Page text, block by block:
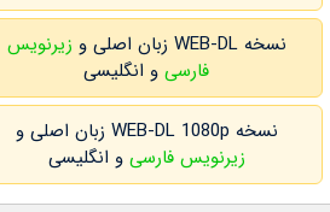
نسخه WEB-DL زبان اصلی و
زیرنویس
فارسیو انگلیسی
نسخه WEB-DL 1080p زبان اصلی و
زیرنویس فارسی و انگلیسی